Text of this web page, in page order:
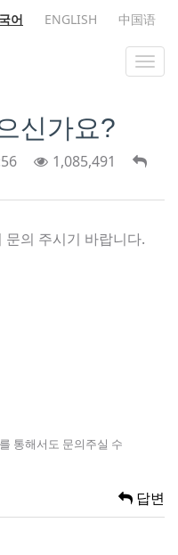
어 ENGLISH 中国语
신가요?
1,085,491
의 주시기 바랍니다.
통해서도 문의주실 수
답변